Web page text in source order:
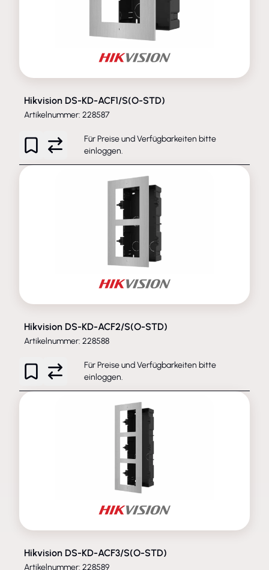
Hikvision DS-KD-ACF1/S(O-STD)
Artikelnummer: 228587
Für Preise und Verfügbarkeiten bitte
einloggen.
Hikvision DS-KD-ACF2/S(O-STD)
Artikelnummer: 228588
Für Preise und Verfügbarkeiten bitte
einloggen.
Hikvision DS-KD-ACF3/S(O-STD)
Artikelnummer: 228589